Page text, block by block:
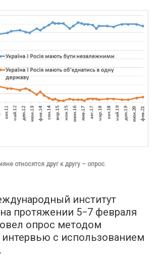
относятся друг к другу – опрос.
институт
протяжении 5−7 февраля
опрос методом
с использованием